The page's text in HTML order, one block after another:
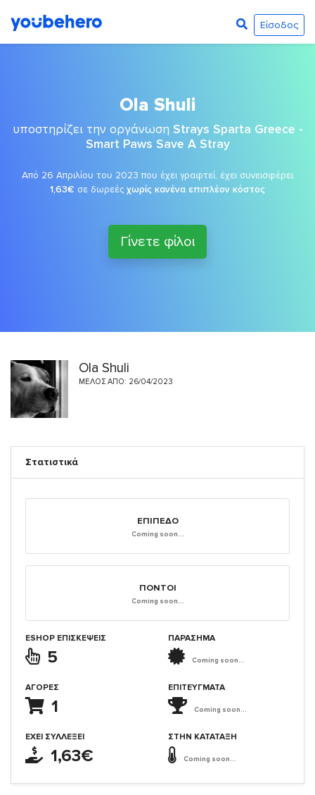
Είσοδος
Ola Shuli
υποστηρίζει την οργάνωση Strays Sparta Greece -
Smart Paws Save A Stray
Από 26 Απριλίου του 2023 που έχει γραφτεί, έχει συνεισφέρει
1,63€ σε δωρεές χωρίς κανένα επιπλέον κόστος
Γίνετε φίλοι
Ola Shuli
ΜΈΛΟΣ ΑΠΌ: 26/04/2023
Στατιστικά
ΕΠΊΠΕΔΟ
Coming soon...
ΠΌΝΤΟΙ
Coming soon...
ESHOP ΕΠΙΣΚΈΨΕΙΣ
5
ΑΓΟΡΈΣ
1
ΈΧΕΙ ΣΥΛΛΈΞΕΙ
1,63€
ΠΑΡΑΣΗΜΑ
Coming soon...
ΕΠΙΤΕΎΓΜΑΤΑ
Coming soon...
ΣΤΗΝ ΚΑΤΆΤΑΞΗ
Coming soon...